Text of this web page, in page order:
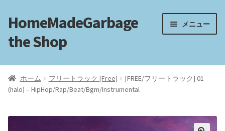
ナ
ビ
ゲ
ョ
ン
ス
コ
ン
テ
へ
ス
ッ
HomeMadeGarbage
the Shop
メニュー
ホーム
電子工作
フリートラック
ホーム フリートラック [Free]
[FREE/フリートラック] 01
(halo) – HipHop/Rap/Beat/Bgm/Instrumental